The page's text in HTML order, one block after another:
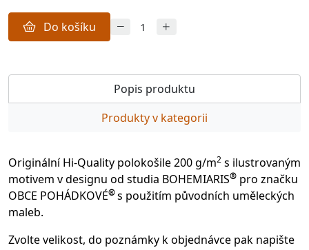
Do košíku
Popis produktu
Produkty v kategorii
Originální Hi-Quality polokošile 200 g/m2 s ilustrovaným
motivem v designu od studia BOHEMIARIS® pro značku
OBCE POHÁDKOVÉ®s použitím původních uměleckých
maleb.
Zvolte velikost, do poznámky k objednávce pak napište